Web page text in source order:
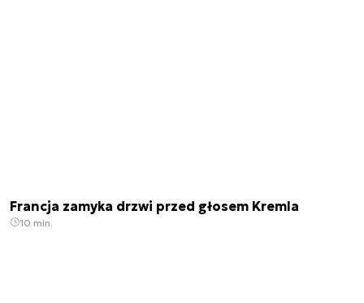
Francja zamyka drzwi przed głosem Kremla
10 min.